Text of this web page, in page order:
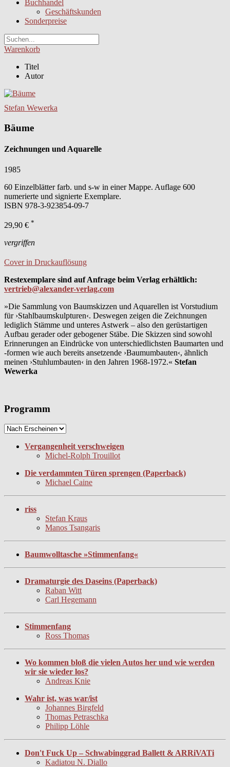
Buchhandel
Geschäftskunden
Sonderpreise
Warenkorb
Titel
Autor
Stefan Wewerka
Bäume
Zeichnungen und Aquarelle
1985
60 Einzelblätter farb. und s-w in einer Mappe. Auflage 600
numerierte und signierte Exemplare.
ISBN 978-3-923854-09-7
29,90 € *
vergriffen
Cover in Druckauflösung
Restexemplare sind auf Anfrage beim Verlag erhältlich:
vertrieb@alexander-verlag.com
»Die Sammlung von Baumskizzen und Aquarellen ist Vorstudium
für ›Stahlbaumskulpturen‹. Deswegen zeigen die Zeichnungen
lediglich Stämme und unteres Astwerk – also den gerüstartigen
Aufbau gerader oder gebogener Stäbe. Die Skizzen sind sowohl
Erinnerungen an Eindrücke von unterschiedlichsten Baumarten und
-formen wie auch bereits ansetzende ›Baumumbauten‹, ähnlich
meinen ›Stuhlumbauten‹ in den Jahren 1968-1972.« Stefan
Wewerka
Programm
Vergangenheit verschweigen
Michel-Rolph Trouillot
Die verdammten Türen sprengen (Paperback)
Michael Caine
riss
Stefan Kraus
Manos Tsangaris
Baumwolltasche »Stimmenfang«
Dramaturgie des Daseins (Paperback)
Raban Witt
Carl Hegemann
Stimmenfang
Ross Thomas
Wo kommen bloß die vielen Autos her und wie werden
wir sie wieder los?
Andreas Knie
Wahr ist, was war/ist
Johannes Birgfeld
Thomas Petraschka
Philipp Löhle
Don't Fuck Up – Schwabinggrad Ballett & ARRiVATi
Kadiatou N. Diallo